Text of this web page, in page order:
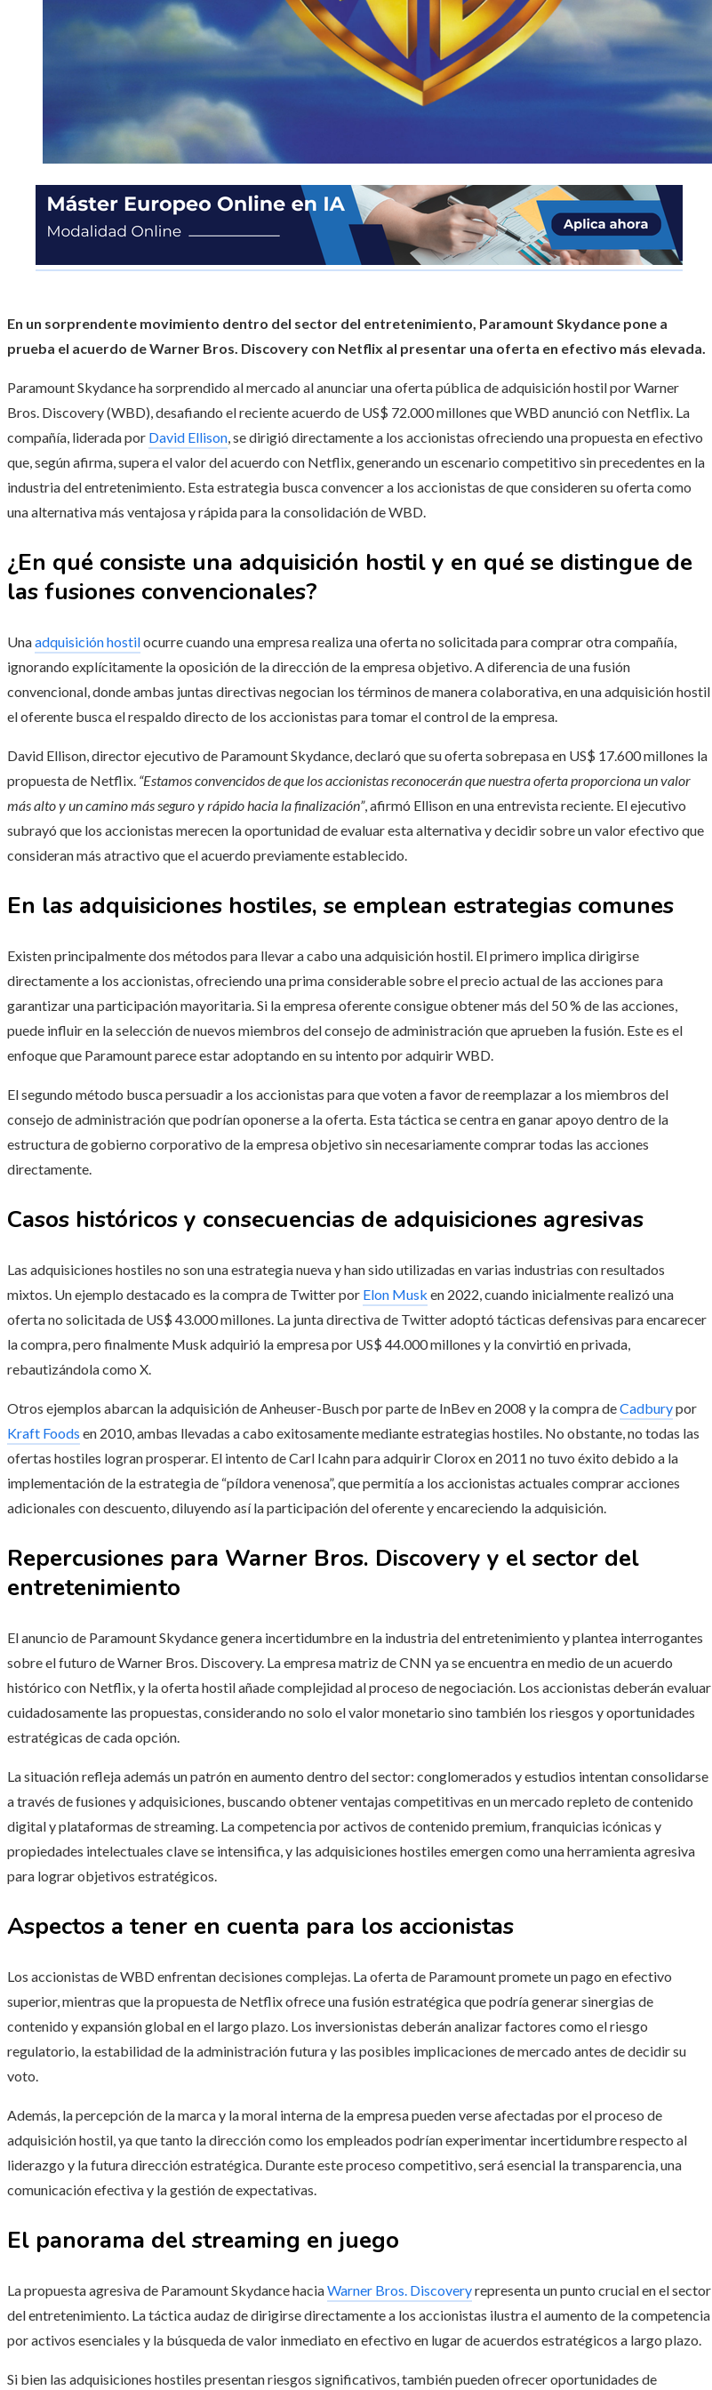
En un sorprendente movimiento dentro del sector del entretenimiento, Paramount Skydance pone a
prueba el acuerdo de Warner Bros. Discovery con Netflix al presentar una oferta en efectivo más elevada.
Paramount Skydance ha sorprendido al mercado al anunciar una oferta pública de adquisición hostil por Warner
Bros. Discovery (WBD), desafiando el reciente acuerdo de US$ 72.000 millones que WBD anunció con Netflix. La
compañía, liderada por David Ellison, se dirigió directamente a los accionistas ofreciendo una propuesta en efectivo
que, según afirma, supera el valor del acuerdo con Netflix, generando un escenario competitivo sin precedentes en la
industria del entretenimiento. Esta estrategia busca convencer a los accionistas de que consideren su oferta como
una alternativa más ventajosa y rápida para la consolidación de WBD.
¿En qué consiste una adquisición hostil y en qué se distingue de
las fusiones convencionales?
Unaadquisición hostilocurre cuando una empresa realiza una oferta no solicitada para comprar otra compañía,
ignorando explícitamente la oposición de la dirección de la empresa objetivo. A diferencia de una fusión
convencional, donde ambas juntas directivas negocian los términos de manera colaborativa, en una adquisición hostil
el oferente busca el respaldo directo de los accionistas para tomar el control de la empresa.
David Ellison, director ejecutivo de Paramount Skydance, declaró que su oferta sobrepasa en US$ 17.600 millones la
propuesta de Netflix. “Estamos convencidos de que los accionistas reconocerán que nuestra oferta proporciona un valor
más alto y un camino más seguro y rápido hacia la finalización”, afirmó Ellison en una entrevista reciente. El ejecutivo
subrayó que los accionistas merecen la oportunidad de evaluar esta alternativa y decidir sobre un valor efectivo que
consideran más atractivo que el acuerdo previamente establecido.
En las adquisiciones hostiles, se emplean estrategias comunes
Existen principalmente dos métodos para llevar a cabo una adquisición hostil. El primero implica dirigirse
directamente a los accionistas, ofreciendo una prima considerable sobre el precio actual de las acciones para
garantizar una participación mayoritaria. Si la empresa oferente consigue obtener más del 50 % de las acciones,
puede influir en la selección de nuevos miembros del consejo de administración que aprueben la fusión. Este es el
enfoque que Paramount parece estar adoptando en su intento por adquirir WBD.
El segundo método busca persuadir a los accionistas para que voten a favor de reemplazar a los miembros del
consejo de administración que podrían oponerse a la oferta. Esta táctica se centra en ganar apoyo dentro de la
estructura de gobierno corporativo de la empresa objetivo sin necesariamente comprar todas las acciones
directamente.
Casos históricos y consecuencias de adquisiciones agresivas
Las adquisiciones hostiles no son una estrategia nueva y han sido utilizadas en varias industrias con resultados
mixtos. Un ejemplo destacado es la compra de Twitter por Elon Musk en 2022, cuando inicialmente realizó una
oferta no solicitada de US$ 43.000 millones. La junta directiva de Twitter adoptó tácticas defensivas para encarecer
la compra, pero finalmente Musk adquirió la empresa por US$ 44.000 millones y la convirtió en privada,
rebautizándola como X.
Otros ejemplos abarcan la adquisición de Anheuser-Busch por parte de InBev en 2008 y la compra deCadburypor
Kraft Foods en 2010, ambas llevadas a cabo exitosamente mediante estrategias hostiles. No obstante, no todas las
ofertas hostiles logran prosperar. El intento de Carl Icahn para adquirir Clorox en 2011 no tuvo éxito debido a la
implementación de la estrategia de “píldora venenosa”, que permitía a los accionistas actuales comprar acciones
adicionales con descuento, diluyendo así la participación del oferente y encareciendo la adquisición.
Repercusiones para Warner Bros. Discovery y el sector del
entretenimiento
El anuncio de Paramount Skydance genera incertidumbre en la industria del entretenimiento y plantea interrogantes
sobre el futuro de Warner Bros. Discovery. La empresa matriz de CNN ya se encuentra en medio de un acuerdo
histórico con Netflix, y la oferta hostil añade complejidad al proceso de negociación. Los accionistas deberán evaluar
cuidadosamente las propuestas, considerando no solo el valor monetario sino también los riesgos y oportunidades
estratégicas de cada opción.
La situación refleja además un patrón en aumento dentro del sector: conglomerados y estudios intentan consolidarse
a través de fusiones y adquisiciones, buscando obtener ventajas competitivas en un mercado repleto de contenido
digital y plataformas de streaming. La competencia por activos de contenido premium, franquicias icónicas y
propiedades intelectuales clave se intensifica, y las adquisiciones hostiles emergen como una herramienta agresiva
para lograr objetivos estratégicos.
Aspectos a tener en cuenta para los accionistas
Los accionistas de WBD enfrentan decisiones complejas. La oferta de Paramount promete un pago en efectivo
superior, mientras que la propuesta de Netflix ofrece una fusión estratégica que podría generar sinergias de
contenido y expansión global en el largo plazo. Los inversionistas deberán analizar factores como el riesgo
regulatorio, la estabilidad de la administración futura y las posibles implicaciones de mercado antes de decidir su
voto.
Además, la percepción de la marca y la moral interna de la empresa pueden verse afectadas por el proceso de
adquisición hostil, ya que tanto la dirección como los empleados podrían experimentar incertidumbre respecto al
liderazgo y la futura dirección estratégica. Durante este proceso competitivo, será esencial la transparencia, una
comunicación efectiva y la gestión de expectativas.
El panorama del streaming en juego
La propuesta agresiva de Paramount Skydance haciaWarner Bros. Discoveryrepresenta un punto crucial en el sector
del entretenimiento. La táctica audaz de dirigirse directamente a los accionistas ilustra el aumento de la competencia
por activos esenciales y la búsqueda de valor inmediato en efectivo en lugar de acuerdos estratégicos a largo plazo.
Si bien las adquisiciones hostiles presentan riesgos significativos, también pueden ofrecer oportunidades de